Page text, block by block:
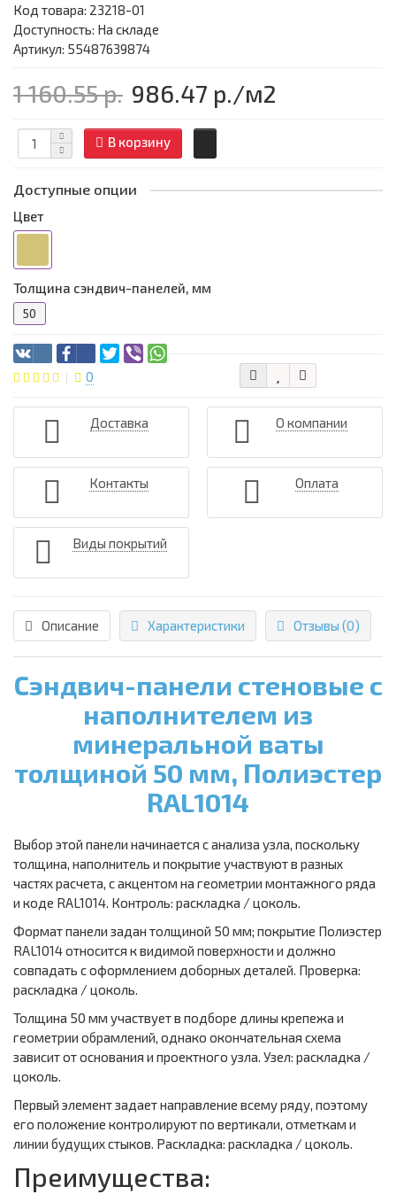
Код товара: 23218-01
Доступность: На складе
Артикул: 55487639874
1 160.55 р. 986.47 р./м2
В корзину
Доступные опции
Цвет
Толщина сэндвич-панелей, мм
50
0
Доставка О компании
Контакты Оплата
Виды покрытий
Описание Характеристики Отзывы (0)
Сэндвич-панели стеновые с
наполнителем из
минеральной ваты
толщиной 50 мм, Полиэстер
RAL1014
Выбор этой панели начинается с анализа узла, поскольку
толщина, наполнитель и покрытие участвуют в разных
частях расчета, с акцентом на геометрии монтажного ряда
и коде RAL1014. Контроль: раскладка / цоколь.
Формат панели задан толщиной 50 мм; покрытие Полиэстер
RAL1014 относится к видимой поверхности и должно
совпадать с оформлением доборных деталей. Проверка:
раскладка / цоколь.
Толщина 50 мм участвует в подборе длины крепежа и
геометрии обрамлений, однако окончательная схема
зависит от основания и проектного узла. Узел: раскладка /
цоколь.
Первый элемент задает направление всему ряду, поэтому
его положение контролируют по вертикали, отметкам и
линии будущих стыков. Раскладка: раскладка / цоколь.
Преимущества: